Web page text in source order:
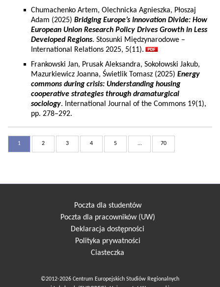
Chumachenko Artem, Olechnicka Agnieszka, Płoszaj
Adam (2025) Bridging Europe’s Innovation Divide: How
European Union Research Policy Drives Growth in Less
Developed Regions. Stosunki Międzynarodowe –
International Relations 2025, 5(11).
Frankowski Jan, Prusak Aleksandra, Sokołowski Jakub,
Mazurkiewicz Joanna, Świetlik Tomasz (2025) Energy
commons during crisis: Understanding housing
cooperative strategies through dramaturgical
sociology. International Journal of the Commons 19(1),
pp. 278–292.
1 2 3 4 5 ... 70
Poczta dla studentów
Poczta dla pracowników (UW)
Deklaracja dostępności
Polityka prywatności
Ciasteczka
©2012-2026 Centrum Europejskich Studiów Regionalnych